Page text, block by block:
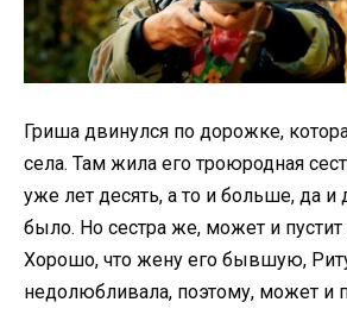
Гриша двинулся по дорожке,
села. Там жила его троюродная
уже лет десять, а то и больше, да
было. Но сестра же, может и пустит
Хорошо, что жену его бывшую,
недолюбливала, поэтому, может и